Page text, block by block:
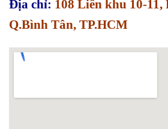
Địa chỉ: 108 Liên khu 10-
Q.Bình Tân, TP.HCM